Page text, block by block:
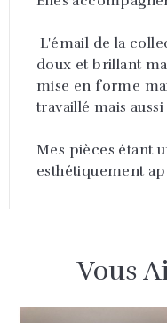
L'émail de la
doux et brillant
mise en forme
travaillé mais
Mes pièces étant
esthétiquement
Vous